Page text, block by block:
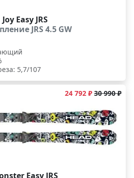
Joy Easy JRS
JRS 4.5 GW
5,7/107
24 792 ₽ 30 990 ₽
Easy JRS